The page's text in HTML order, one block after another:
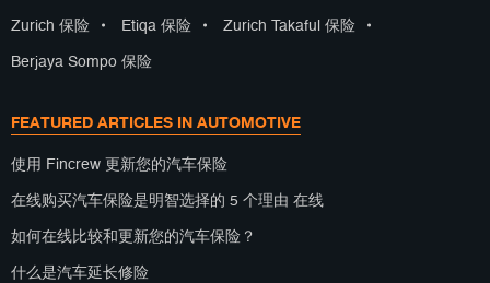
Zurich 保险 • Etiqa 保险 • Zurich Takaful 保险 •
Berjaya Sompo 保险
FEATURED ARTICLES IN AUTOMOTIVE
使用 Fincrew 更新您的汽车保险
在线购买汽车保险是明智选择的 5 个理由 在线
如何在线比较和更新您的汽车保险？
什么是汽车延长修险